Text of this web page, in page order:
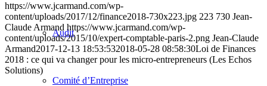
Audit
Comité d’Entreprise
https://www.jcarmand.com/wp-
content/uploads/2017/12/finance2018-730x223.jpg 223 730 Jean-
Claude Armand https://www.jcarmand.com/wp-
content/uploads/2015/10/expert-comptable-paris-2.png Jean-Claude
Armand2017-12-13 18:53:532018-05-28 08:58:30Loi de Finances
2018 : ce qui va changer pour les micro-entrepreneurs (Les Echos
Solutions)